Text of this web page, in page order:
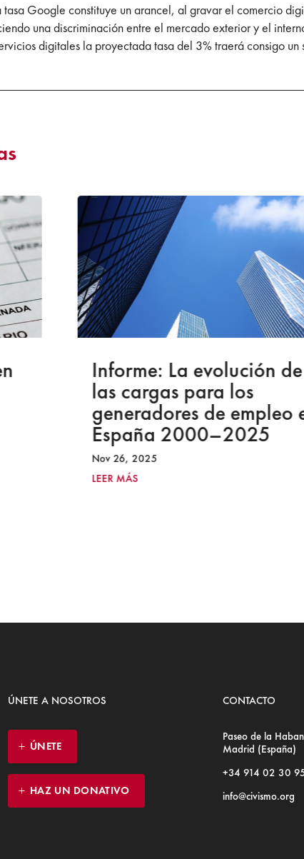
Google constituye un arancel, al gravar el comercio
una discriminación entre el mercado exterior y el
digitales la proyectada tasa del 3% traerá consigo
Informe: La evolución de
las cargas para los
generadores de empleo
España 2000–2025
Nov 26, 2025
LEER MÁS
ÚNETE A NOSOTROS
ÚNETE
HAZ UN DONATIVO
CONTACTO
Paseo de la
Madrid (España)
+34 914 02 30
info@civismo.org